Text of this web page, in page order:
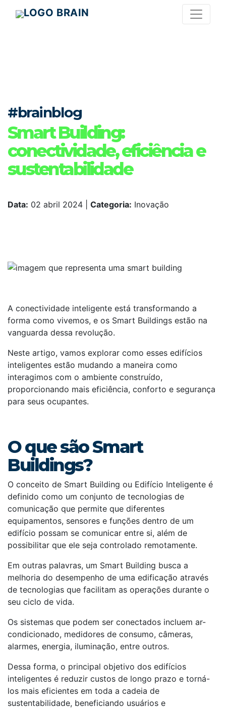
#brainblog
Smart Building:
conectividade, eficiência e
sustentabilidade
Data: 02 abril 2024 Categoria: Inovação
A conectividade inteligente está transformando a
forma como vivemos, e os Smart Buildings estão na
vanguarda dessa revolução.
Neste artigo, vamos explorar como esses edifícios
inteligentes estão mudando a maneira como
interagimos com o ambiente construído,
proporcionando mais eficiência, conforto e segurança
para seus ocupantes.
O que são Smart
Buildings?
O conceito de Smart Building ou Edifício Inteligente é
definido como um conjunto de tecnologias de
comunicação que permite que diferentes
equipamentos, sensores e funções dentro de um
edifício possam se comunicar entre si, além de
possibilitar que ele seja controlado remotamente.
Em outras palavras, um Smart Building busca a
melhoria do desempenho de uma edificação através
de tecnologias que facilitam as operações durante o
seu ciclo de vida.
Os sistemas que podem ser conectados incluem ar-
condicionado, medidores de consumo, câmeras,
alarmes, energia, iluminação, entre outros.
Dessa forma, o principal objetivo dos edifícios
inteligentes é reduzir custos de longo prazo e torná-
los mais eficientes em toda a cadeia de
sustentabilidade, beneficiando usuários e